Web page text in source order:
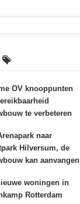
OV knooppunten
te verbeteren
naar
Hilversum, de
kan aanvangen
woningen in
Rotterdam